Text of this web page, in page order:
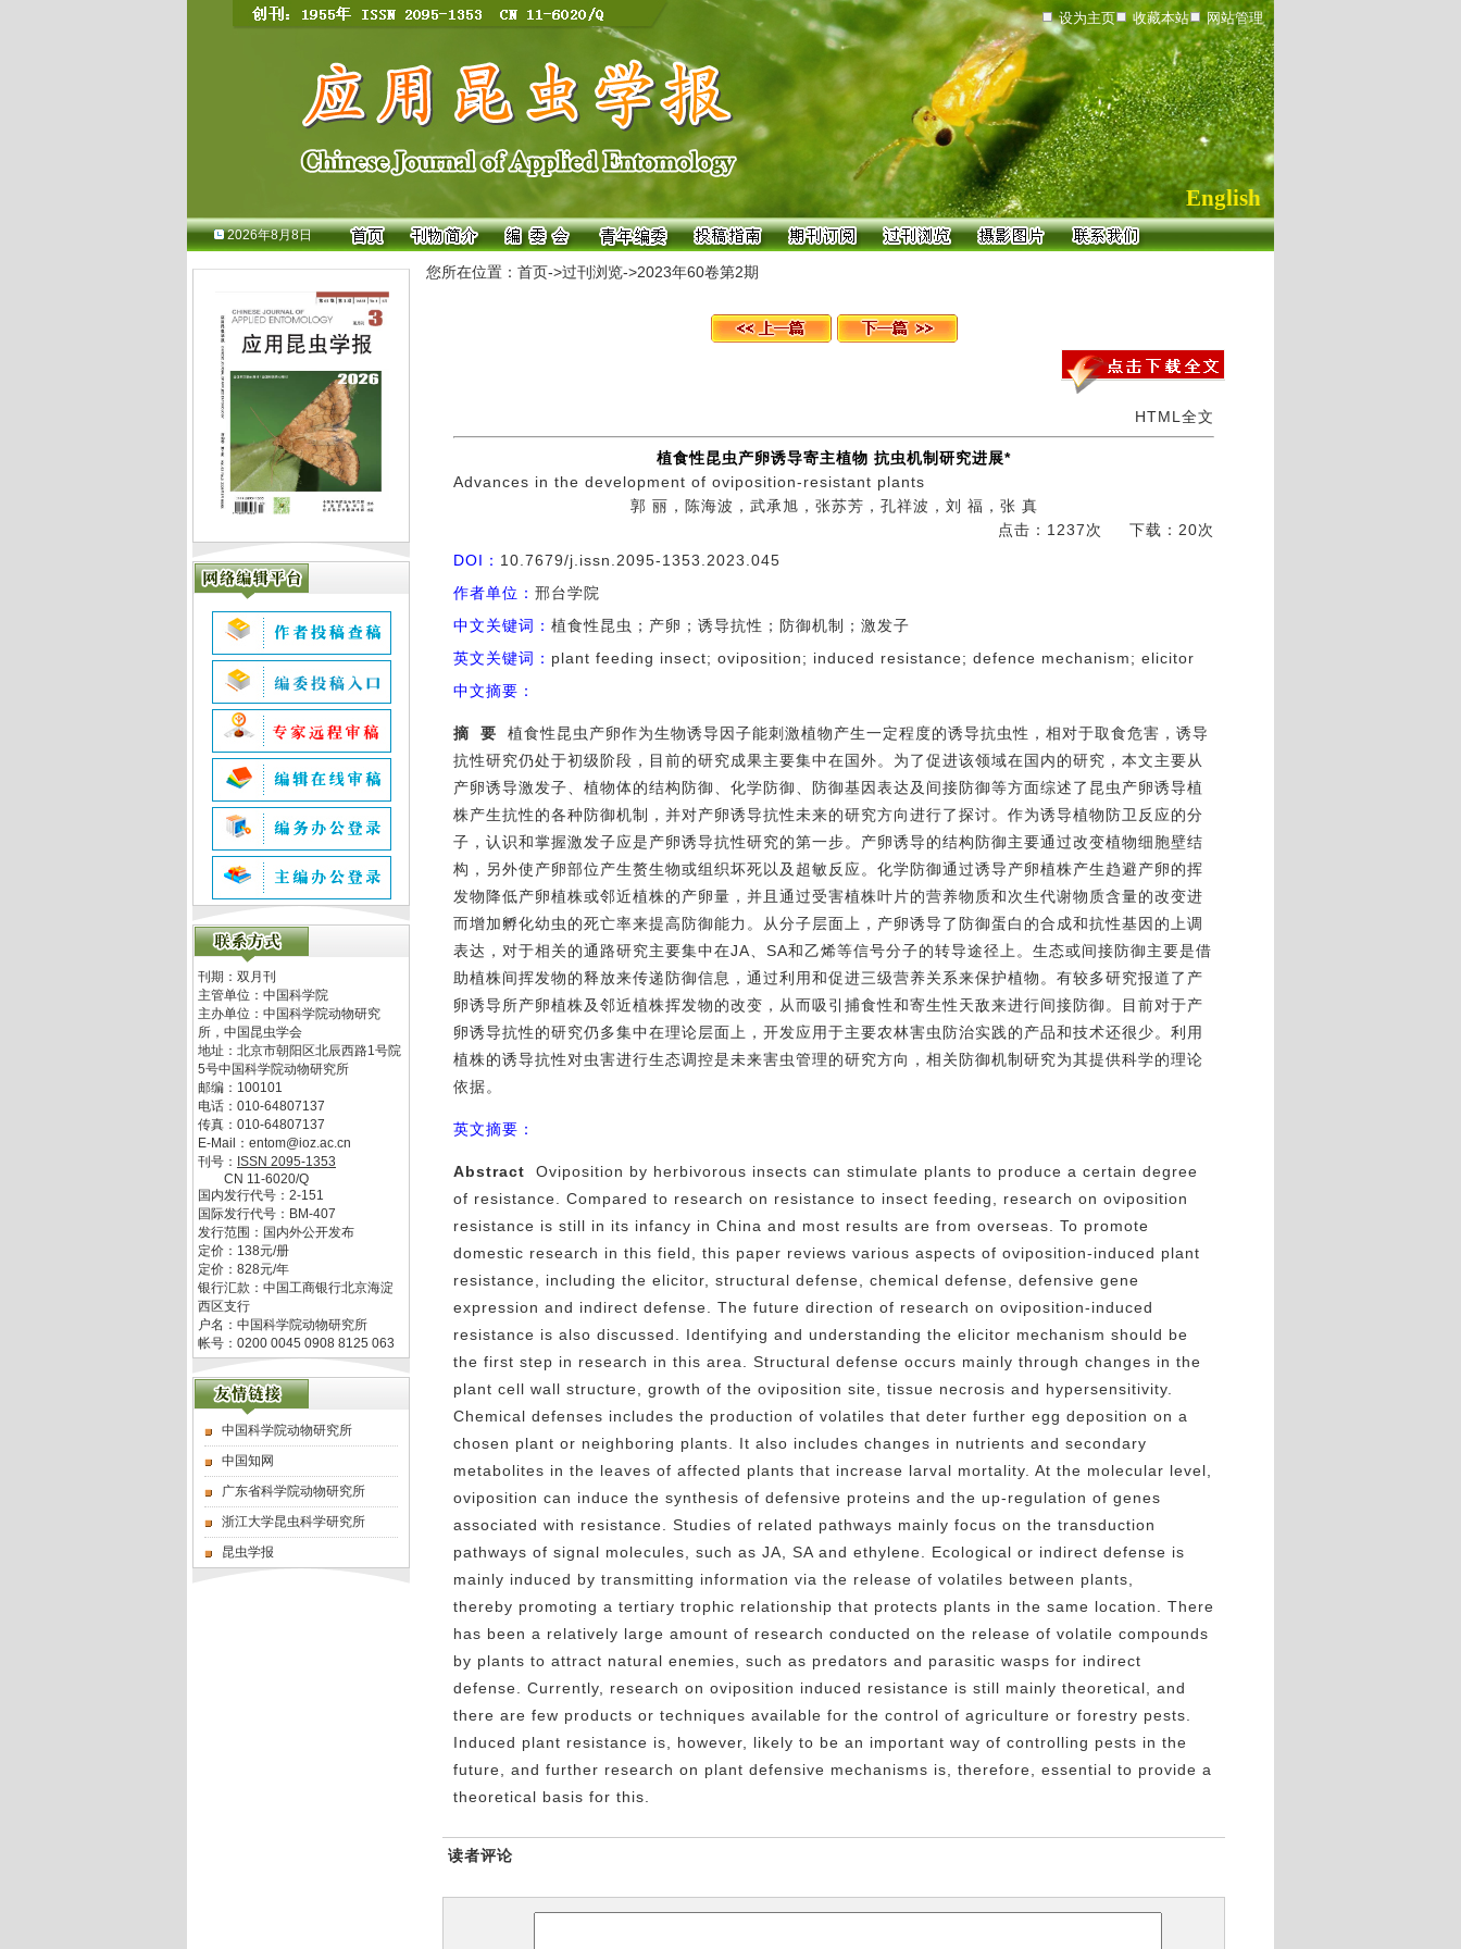
设为主页 收藏本站 网站管理
English
2026年8月8日
刊期：双月刊
主管单位： 中国科学院
主办单位： 中国科学院动物研究
所，中国昆虫学会
地址： 北京市朝阳区北辰西路1号院
5号中国科学院动物研究所
邮编： 100101
电话： 010-64807137
传真： 010-64807137
E-Mail： entom@ioz.ac.cn
刊号： ISSN 2095-1353
CN 11-6020/Q
国内发行代号： 2-151
国际发行代号： BM-407
发行范围：国内外公开发布
定价： 138元/册
定价： 828元/年
银行汇款：中国工商银行北京海淀
西区支行
户名：中国科学院动物研究所
帐号：0200 0045 0908 8125 063
中国科学院动物研究所
中国知网
广东省科学院动物研究所
浙江大学昆虫科学研究所
昆虫学报
您所在位置： 首页->过刊浏览->2023年60卷第2期
HTML全文
植食性昆虫产卵诱导寄主植物 抗虫机制研究进展*
Advances in the development of oviposition-resistant plants
郭 丽，陈海波，武承旭，张苏芳，孔祥波，刘 福，张 真
点击：1237次
下载：20次
DOI： 10.7679/j.issn.2095-1353.2023.045
作者单位： 邢台学院
中文关键词： 植食性昆虫；产卵；诱导抗性；防御机制；激发子
英文关键词： plant feeding insect; oviposition; induced resistance; defence mechanism; elicitor
中文摘要：
摘 要
植食性昆虫产卵作为生物诱导因子能刺激植物产生一定程度的诱导抗虫性，相对于取食危害，诱导
抗性研究仍处于初级阶段，目前的研究成果主要集中在国外。为了促进该领域在国内的研究，本文主要从
产卵诱导激发子、植物体的结构防御、化学防御、防御基因表达及间接防御等方面综述了昆虫产卵诱导植
株产生抗性的各种防御机制，并对产卵诱导抗性未来的研究方向进行了探讨。作为诱导植物防卫反应的分
子，认识和掌握激发子应是产卵诱导抗性研究的第一步。产卵诱导的结构防御主要通过改变植物细胞壁结
构，另外使产卵部位产生赘生物或组织坏死以及超敏反应。化学防御通过诱导产卵植株产生趋避产卵的挥
发物降低产卵植株或邻近植株的产卵量，并且通过受害植株叶片的营养物质和次生代谢物质含量的改变进
而增加孵化幼虫的死亡率来提高防御能力。从分子层面上，产卵诱导了防御蛋白的合成和抗性基因的上调
表达，对于相关的通路研究主要集中在JA、SA和乙烯等信号分子的转导途径上。生态或间接防御主要是借
助植株间挥发物的释放来传递防御信息，通过利用和促进三级营养关系来保护植物。有较多研究报道了产
卵诱导所产卵植株及邻近植株挥发物的改变，从而吸引捕食性和寄生性天敌来进行间接防御。目前对于产
卵诱导抗性的研究仍多集中在理论层面上，开发应用于主要农林害虫防治实践的产品和技术还很少。利用
植株的诱导抗性对虫害进行生态调控是未来害虫管理的研究方向，相关防御机制研究为其提供科学的理论
依据。
英文摘要：
Abstract Oviposition by herbivorous insects can stimulate plants to produce a certain degree
of resistance. Compared to research on resistance to insect feeding, research on oviposition
resistance is still in its infancy in China and most results are from overseas. To promote
domestic research in this field,
this paper reviews various aspects of oviposition-induced plant
resistance, including the elicitor, structural defense, chemical defense, defensive gene
expression and indirect defense
The future direction of research on oviposition-induced
resistance is also discussed Identifying and understanding the elicitor mechanism should be
the first step in research in this area
Structural defense occurs mainly through changes in the
plant cell wall structure
growth of the oviposition site, tissue necrosis and hypersensitivity.
Chemical defenses includes the production of volatiles that deter further egg deposition on a
chosen plant or neighboring plants . It also includes changes in nutrients and secondary
metabolites in the leaves of affected plants that increase larval mortality. At the molecular level,
oviposition can induce the synthesis of defensive proteins and the up-regulation of genes
associated with resistance. Studies of related pathways mainly focus on the transduction
pathways of signal molecules, such as JA, SA and ethylene. Ecological or indirect defense is
mainly induced by transmitting information via the release of volatiles between plants,
thereby promoting a tertiary trophic relationship that protects plants in the same location. There
has been a relatively large amount of research conducted on the release of volatile compounds
by plants to attract natural enemies, such as predators and parasitic wasps for indirect
defense. Currently, research on oviposition induced resistance is still mainly theoretical, and
there are few products or techniques available for the control of agriculture or forestry pests.
Induced plant resistance is, however, likely to be an important way of controlling pests in the
future, and further research on plant defensive mechanisms is, therefore, essential to provide a
theoretical basis for this.
读者评论